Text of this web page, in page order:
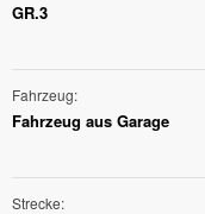
GR.3
Fahrzeug
Fahrzeug aus Garage
Strecke